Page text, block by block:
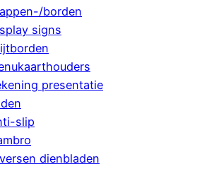
borden
signs
presentatie
slip
dienbladen